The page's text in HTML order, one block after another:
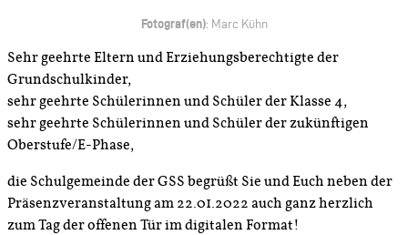
Fotograf(en): Marc Kühn
Sehr geehrte Eltern und Erziehungsberechtigte der
Grundschulkinder,
sehr geehrte Schülerinnen und Schüler der Klasse 4,
sehr geehrte Schülerinnen und Schüler der zukünftigen
Oberstufe/E-Phase,
die Schulgemeinde der GSS begrüßt Sie und Euch neben der
Präsenzveranstaltung am 22.01.2022 auch ganz herzlich
zum Tag der offenen Tür im digitalen Format!